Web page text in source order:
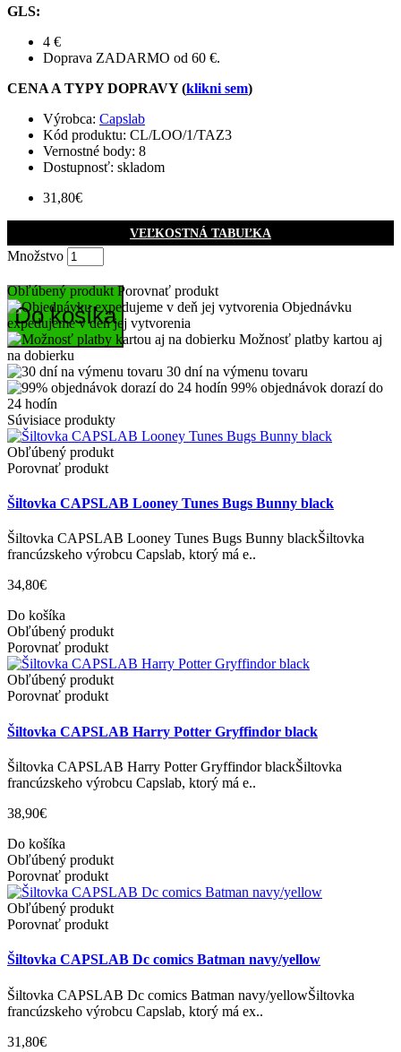
GLS:
4 €
Doprava ZADARMO od 60 €.
CENA A TYPY DOPRAVY (klikni sem)
Výrobca: Capslab
Kód produktu: CL/LOO/1/TAZ3
Vernostné body: 8
Dostupnosť: skladom
31,80€
VEĽKOSTNÁ TABUĽKA
Množstvo
Do košíka
Obľúbený produkt Porovnať produkt
Objednávku
expedujeme v deň jej vytvorenia
Možnosť platby kartou aj
na dobierku
30 dní na výmenu tovaru
99% objednávok dorazí do
24 hodín
Súvisiace produkty
Obľúbený produkt
Porovnať produkt
Šiltovka CAPSLAB Looney Tunes Bugs Bunny black
Šiltovka CAPSLAB Looney Tunes Bugs Bunny blackŠiltovka
francúzskeho výrobcu Capslab, ktorý má e..
34,80€
Do košíka
Obľúbený produkt
Porovnať produkt
Obľúbený produkt
Porovnať produkt
Šiltovka CAPSLAB Harry Potter Gryffindor black
Šiltovka CAPSLAB Harry Potter Gryffindor blackŠiltovka
francúzskeho výrobcu Capslab, ktorý má e..
38,90€
Do košíka
Obľúbený produkt
Porovnať produkt
Obľúbený produkt
Porovnať produkt
Šiltovka CAPSLAB Dc comics Batman navy/yellow
Šiltovka CAPSLAB Dc comics Batman navy/yellowŠiltovka
francúzskeho výrobcu Capslab, ktorý má ex..
31,80€